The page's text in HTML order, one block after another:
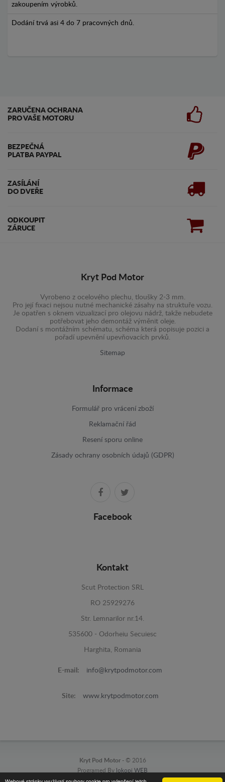
zakoupením výrobků.
Dodání trvá asi 4 do 7 pracovných dnů.
ZARUČENA OCHRANA
PRO VAŠE MOTORU
BEZPEČNÁ
PLATBA PAYPAL
ZASÍLÁNÍ
DO DVEŘE
ODKOUPIT
ZÁRUCE
Kryt Pod Motor
Vyrobeno z ocelového plechu, tloušky 2-3 mm.
Pro její fixaci nejsou nutné mechanické zásahy na struktuře vozu.
Je opatřen s oknem vizualizací pro olejovu nádrž, takže nebudete
potřebovat jeho demontáž výměnit oleje.
Dodaní s montážním schématu, schéma která popisuje pozici a
pořadí upevnění upevňovacích prvků.
Sitemap
Informace
Formulář pro vrácení zboží
Reklamační řád
Resení sporu online
Zásady ochrany osobních údajů (GDPR)
Facebook
Kontakt
Scut Protection SRL
RO 25929276
Str. Lemnarilor nr.14.
535600 - Odorheiu Secuiesc
Harghita, Romania
E-mail: info@krytpodmotor.com
Site: www.krytpodmotor.com
Kryt Pod Motor - © 2016
Programed By lokopi WEB